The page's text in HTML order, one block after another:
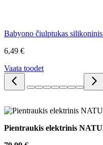
Babyono čiulptukas
6,49 €
Vaata toodet
Pientraukis elektrinis